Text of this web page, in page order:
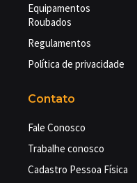
Equipamentos
Roubados
Regulamentos
Política de privacidade
Contato
Fale Conosco
Trabalhe conosco
Cadastro Pessoa Física